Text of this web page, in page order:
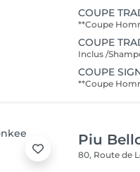
COUPE
COUPE
Inclus /
COUPE
Piu
80, Route de